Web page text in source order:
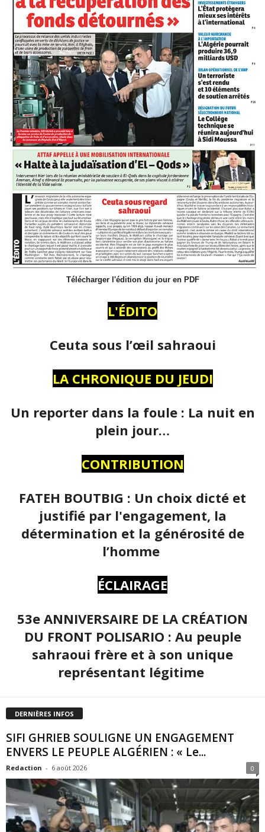
Télécharger l'édition du jour en PDF
L'ÉDITO
Ceuta sous l’œil sahraoui
LA CHRONIQUE DU JEUDI
Un reporter dans la foule : La nuit en
plein jour…
CONTRIBUTION
FATEH BOUTBIG : Un choix dicté et
justifié par l'engagement, la
détermination et la générosité de
l’homme
ÉCLAIRAGE
53e ANNIVERSAIRE DE LA CRÉATION
DU FRONT POLISARIO : Au peuple
sahraoui frère et à son unique
représentant légitime
DERNIÈRES INFOS
SIFI GHRIEB SOULIGNE UN ENGAGEMENT
ENVERS LE PEUPLE ALGÉRIEN : « Le...
Redaction - 6 août 2026 0